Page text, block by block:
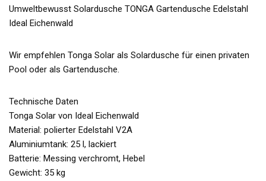
Umweltbewusst Solardusche TONGA Gartendusche Edelstahl
Ideal Eichenwald
Wir empfehlen Tonga Solar als Solardusche für einen privaten
Pool oder als Gartendusche.
Technische Daten
Tonga Solar von Ideal Eichenwald
Material: polierter Edelstahl V2A
Aluminiumtank: 25 l, lackiert
Batterie: Messing verchromt, Hebel
Gewicht: 35 kg